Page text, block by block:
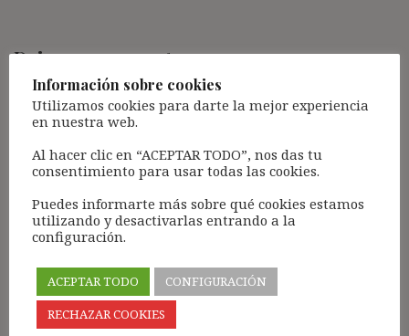
Deja una respuesta
Tu dirección de correo electrónico no será publicada.
campos obligatorios están marcados con*
Información sobre cookies
Utilizamos cookies para darte la mejor experiencia
en nuestra web.
Al hacer clic en “ACEPTAR TODO”, nos das tu
consentimiento para usar todas las cookies.
Puedes informarte más sobre qué cookies estamos
utilizando y desactivarlas entrando a la
configuración.
ACEPTAR TODO
CONFIGURACIÓN
RECHAZAR COOKIES